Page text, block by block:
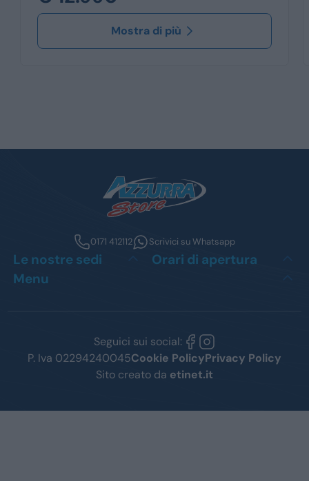
Mostra di più
0171 412112 Scrivici su Whatsapp
Le nostre sedi
Orari di apertura
Menu
Seguici sui social:
P. Iva 02294240045Cookie PolicyPrivacy Policy
Sito creato da etinet.it